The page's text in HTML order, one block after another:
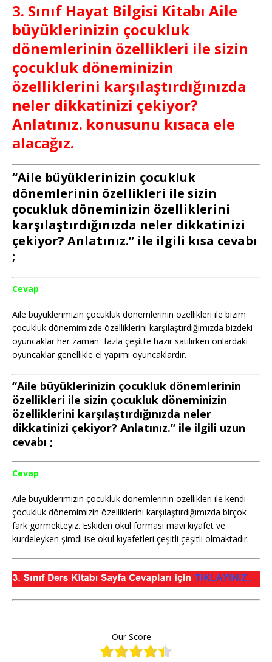
3. Sınıf Hayat Bilgisi Kitabı Aile
büyüklerinizin çocukluk
dönemlerinin özellikleri ile sizin
çocukluk döneminizin
özelliklerini karşılaştırdığınızda
neler dikkatinizi çekiyor?
Anlatınız. konusunu kısaca ele
alacağız.
“Aile büyüklerinizin çocukluk
dönemlerinin özellikleri ile sizin
çocukluk döneminizin özelliklerini
karşılaştırdığınızda neler dikkatinizi
çekiyor? Anlatınız.” ile ilgili kısa cevabı
;
Cevap :
Aile büyüklerimizin çocukluk dönemlerinin özellikleri ile bizim
çocukluk dönemimizde özelliklerini karşılaştırdığımızda bizdeki
oyuncaklar her zaman fazla çeşitte hazır satılırken onlardaki
oyuncaklar genellikle el yapımı oyuncaklardır.
“Aile büyüklerinizin çocukluk dönemlerinin
özellikleri ile sizin çocukluk döneminizin
özelliklerini karşılaştırdığınızda neler
dikkatinizi çekiyor? Anlatınız.” ile ilgili uzun
cevabı ;
Cevap :
Aile büyüklerimizin çocukluk dönemlerinin özellikleri ile kendi
çocukluk dönemimizin özelliklerini karşılaştırdığımızda birçok
fark görmekteyiz. Eskiden okul forması mavi kıyafet ve
kurdeleyken şimdi ise okul kıyafetleri çeşitli çeşitli olmaktadır.
Our Score